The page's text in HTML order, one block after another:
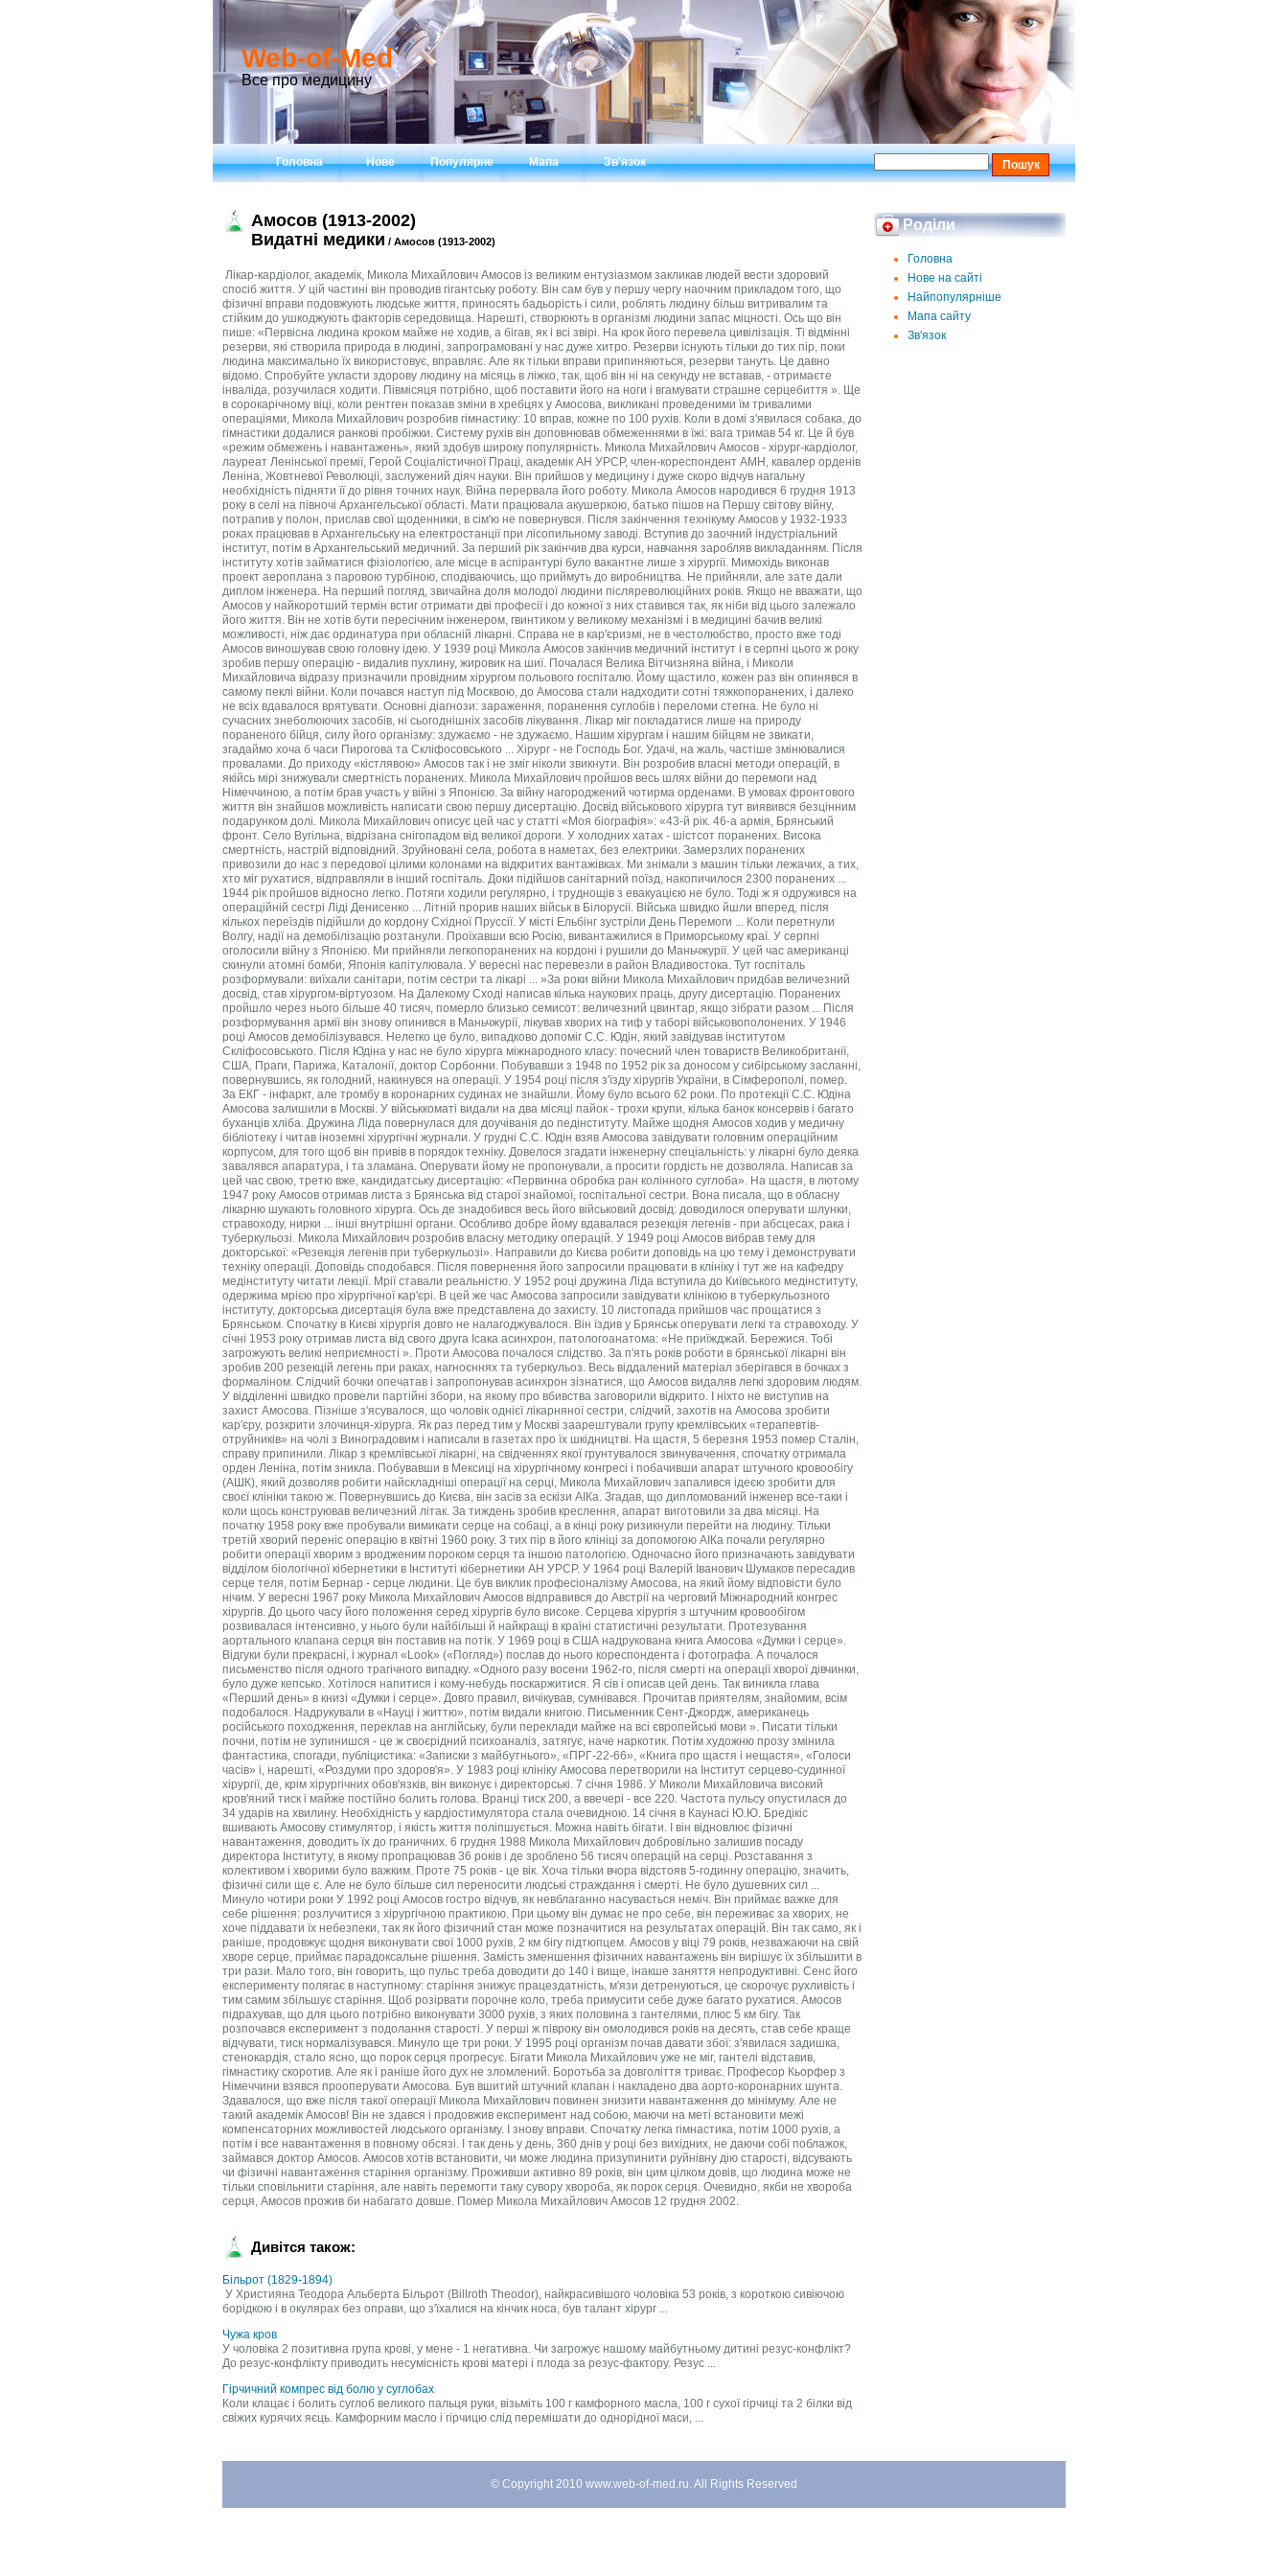
Web-of-Med
Все про медицину
Головна Нове Популярне Мапа Зв'язок
Роділи
Головна
Нове на сайті
Найпопулярніше
Мапа сайту
Зв'язок
Амосов (1913-2002)
Видатні медики / Амосов (1913-2002)
Лікар-кардіолог, академік, Микола Михайлович Амосов із великим ентузіазмом закликав людей вести здоровий спосіб життя. У цій частині він проводив гігантську роботу. Він сам був у першу чергу наочним прикладом того, що фізичні вправи подовжують людське життя, приносять бадьорість і сили, роблять людину більш витривалим та стійким до ушкоджують факторів середовища. Нарешті, створюють в організмі людини запас міцності. Ось що він пише: «Первісна людина кроком майже не ходив, а бігав, як і всі звірі. На крок його перевела цивілізація. Ті відмінні резерви, які створила природа в людині, запрограмовані у нас дуже хитро. Резерви існують тільки до тих пір, поки людина максимально їх використовує, вправляє. Але як тільки вправи припиняються, резерви тануть. Це давно відомо. Спробуйте укласти здорову людину на місяць в ліжко, так, щоб він ні на секунду не вставав, - отримаєте інваліда, розучилася ходити. Півмісяця потрібно, щоб поставити його на ноги і вгамувати страшне серцебиття ». Ще в сорокарічному віці, коли рентген показав зміни в хребцях у Амосова, викликані проведеними їм тривалими операціями, Микола Михайлович розробив гімнастику: 10 вправ, кожне по 100 рухів. Коли в домі з'явилася собака, до гімнастики додалися ранкові пробіжки. Систему рухів він доповнював обмеженнями в їжі: вага тримав 54 кг. Це й був «режим обмежень і навантажень», який здобув широку популярність. Микола Михайлович Амосов - хірург-кардіолог, лауреат Ленінської премії, Герой Соціалістичної Праці, академік АН УРСР, член-кореспондент АМН, кавалер орденів Леніна, Жовтневої Революції, заслужений діяч науки. Він прийшов у медицину і дуже скоро відчув нагальну необхідність підняти її до рівня точних наук. Війна перервала його роботу. Микола Амосов народився 6 грудня 1913 року в селі на півночі Архангельської області. Мати працювала акушеркою, батько пішов на Першу світову війну, потрапив у полон, прислав свої щоденники, в сім'ю не повернувся. Після закінчення технікуму Амосов у 1932-1933 роках працював в Архангельську на електростанції при лісопильному заводі. Вступив до заочний індустріальний інститут, потім в Архангельський медичний. За перший рік закінчив два курси, навчання заробляв викладанням. Після інституту хотів займатися фізіологією, але місце в аспірантурі було вакантне лише з хiрургiї. Мимохідь виконав проект аероплана з паровою турбіною, сподіваючись, що приймуть до виробництва. Не прийняли, але зате дали диплом інженера. На перший погляд, звичайна доля молодої людини післяреволюційних років. Якщо не вважати, що Амосов у найкоротший термін встиг отримати дві професії і до кожної з них ставився так, як ніби від цього залежало його життя. Він не хотів бути пересічним інженером, гвинтиком у великому механізмі і в медицині бачив великі можливості, ніж дає ординатура при обласній лікарні. Справа не в кар'єризмі, не в честолюбство, просто вже тоді Амосов виношував свою головну ідею. У 1939 році Микола Амосов закінчив медичний інститут і в серпні цього ж року зробив першу операцію - видалив пухлину, жировик на шиї. Почалася Велика Вітчизняна війна, і Миколи Михайловича відразу призначили провідним хірургом польового госпіталю. Йому щастило, кожен раз він опинявся в самому пеклі війни. Коли почався наступ під Москвою, до Амосова стали надходити сотні тяжкопоранених, і далеко не всіх вдавалося врятувати. Основні діагнози: зараження, поранення суглобів і переломи стегна. Не було ні сучасних знеболюючих засобів, ні сьогоднішніх засобів лікування. Лікар міг покладатися лише на природу пораненого бійця, силу його організму: здужаємо - не здужаємо. Нашим хірургам і нашим бійцям не звикати, згадаймо хоча б часи Пирогова та Скліфосовського ... Хірург - не Господь Бог. Удачі, на жаль, частіше змінювалися провалами. До приходу «кістлявою» Амосов так і не зміг ніколи звикнути. Він розробив власні методи операцій, в якійсь мірі знижували смертність поранених. Микола Михайлович пройшов весь шлях війни до перемоги над Німеччиною, а потім брав участь у війні з Японією. За війну нагороджений чотирма орденами. В умовах фронтового життя він знайшов можливість написати свою першу дисертацію. Досвід військового хірурга тут виявився безцінним подарунком долі. Микола Михайлович описує цей час у статті «Моя біографія»: «43-й рік. 46-а армія, Брянський фронт. Село Вугільна, відрізана снігопадом від великої дороги. У холодних хатах - шістсот поранених. Висока смертність, настрій відповідний. Зруйновані села, робота в наметах, без електрики. Замерзлих поранених привозили до нас з передової цілими колонами на відкритих вантажівках. Ми знiмали з машин тільки лежачих, а тих, хто міг рухатися, відправляли в інший госпіталь. Доки пiдiйшов санiтарний поїзд, накопичилося 2300 поранених ... 1944 рік пройшов відносно легко. Потяги ходили регулярно, і труднощів з евакуацією не було. Тоді ж я одружився на операційній сестрі Ліді Денисенко ... Лiтнiй прорив наших військ в Білорусії. Війська швидко йшли вперед, після кількох переїздів підійшли до кордону Східної Пруссії. У місті Ельбінг зустріли День Перемоги ... Коли перетнули Волгу, надiї на демобілізацію розтанули. Проїхавши всю Росію, вивантажилися в Приморському краї. У серпнi оголосили війну з Японією. Ми прийняли легкопоранених на кордоні і рушили до Маньчжурії. У цей час американці скинули атомні бомби, Японія капітулювала. У вересні нас перевезли в район Владивостока. Тут госпіталь розформували: виїхали санітари, потім сестри та лікарі ... »За роки війни Микола Михайлович придбав величезний досвід, став хірургом-віртуозом. На Далекому Сході написав кілька наукових праць, другу дисертацію. Поранених пройшло через нього більше 40 тисяч, померло близько семисот: величезний цвинтар, якщо зібрати разом ... Після розформування армії він знову опинився в Маньчжурії, лікував хворих на тиф у таборі військовополонених. У 1946 році Амосов демобілізувався. Нелегко це було, випадково допоміг С.С. Юдін, який завідував інститутом Скліфосовського. Після Юдіна у нас не було хірурга міжнародного класу: почесний член товариств Великобританії, США, Праги, Парижа, Каталонії, доктор Сорбонни. Побувавши з 1948 по 1952 рік за доносом у сибірському засланні, повернувшись, як голодний, накинувся на операції. У 1954 році після з'їзду хірургів України, в Сімферополі, помер. За ЕКГ - інфаркт, але тромбу в коронарних судинах не знайшли. Йому було всього 62 роки. По протекції С.С. Юдіна Амосова залишили в Москві. У військкоматі видали на два місяці пайок - трохи крупи, кілька банок консервів і багато буханців хліба. Дружина Ліда повернулася для доучіванія до педінституту. Майже щодня Амосов ходив у медичну бібліотеку і читав іноземні хірургічні журнали. У грудні С.С. Юдін взяв Амосова завідувати головним операційним корпусом, для того щоб він привів в порядок техніку. Довелося згадати інженерну спеціальність: у лікарні було деяка завалявся апаратура, і та зламана. Оперувати йому не пропонували, а просити гордість не дозволяла. Написав за цей час свою, третю вже, кандидатську дисертацію: «Первинна обробка ран колінного суглоба». На щастя, в лютому 1947 року Амосов отримав листа з Брянська від старої знайомої, госпітальної сестри. Вона писала, що в обласну лікарню шукають головного хірурга. Ось де знадобився весь його військовий досвід: доводилося оперувати шлунки, стравоходу, нирки ... інші внутрішні органи. Особливо добре йому вдавалася резекція легенів - при абсцесах, рака і туберкульозі. Микола Михайлович розробив власну методику операцій. У 1949 році Амосов вибрав тему для докторської: «Резекція легенів при туберкульозі». Направили до Києва робити доповідь на цю тему і демонструвати техніку операції. Доповідь сподобався. Після повернення його запросили працювати в клініку і тут же на кафедру медінституту читати лекції. Мрії ставали реальністю. У 1952 році дружина Ліда вступила до Київського медінституту, одержима мрією про хірургічної кар'єрі. В цей же час Амосова запросили завідувати клінікою в туберкульозного інституту, докторська дисертація була вже представлена до захисту. 10 листопада прийшов час прощатися з Брянськом. Спочатку в Києві хірургія довго не налагоджувалося. Він їздив у Брянськ оперувати легкі та стравоходу. У січні 1953 року отримав листа від свого друга Ісака асинхрон, патологоанатома: «Не приїжджай. Бережися. Тобі загрожують великі неприємності ». Проти Амосова почалося слідство. За п'ять років роботи в брянської лікарні він зробив 200 резекцій легень при раках, нагноєннях та туберкульоз. Весь віддалений матеріал зберігався в бочках з формаліном. Слідчий бочки опечатав і запропонував асинхрон зізнатися, що Амосов видаляв легкі здоровим людям. У відділенні швидко провели партійні збори, на якому про вбивства заговорили відкрито. І ніхто не виступив на захист Амосова. Пізніше з'ясувалося, що чоловік однієї лікарняної сестри, слідчий, захотів на Амосова зробити кар'єру, розкрити злочинця-хірурга. Як раз перед тим у Москві заарештували групу кремлівських «терапевтів-отруйників» на чолі з Виноградовим і написали в газетах про їх шкідництві. На щастя, 5 березня 1953 помер Сталін, справу припинили. Лікар з кремлівської лікарні, на свідченнях якої грунтувалося звинувачення, спочатку отримала орден Леніна, потім зникла. Побувавши в Мексиці на хірургічному конгресі і побачивши апарат штучного кровообігу (АШК), який дозволяв робити найскладніші операції на серці, Микола Михайлович запалився ідеєю зробити для своєї клініки такою ж. Повернувшись до Києва, він засів за ескізи АІКа. Згадав, що дипломований інженер все-таки і коли щось конструював величезний літак. За тиждень зробив креслення, апарат виготовили за два місяці. На початку 1958 року вже пробували вимикати серце на собаці, а в кінці року ризикнули перейти на людину. Тільки третій хворий переніс операцію в квітні 1960 року. З тих пір в його клініці за допомогою АІКа почали регулярно робити операції хворим з вродженим пороком
Дивітся також:
Більрот (1829-1894)
У Християна Теодора Альберта Більрот (Billroth Theodor), найкрасивішого чоловіка 53 років, з короткою сивіючою
борідкою і в окулярах без оправи, що з'їхалися на кінчик носа, був талант хірург ...
Чужа кров
У чоловіка 2 позитивна група крові, у мене - 1 негативна. Чи загрожує нашому майбутньому дитині резус-конфлікт?
До резус-конфлікту приводить несумісність крові матері і плода за резус-фактору. Резус ...
Гірчичний компрес від болю у суглобах
Коли клацає і болить суглоб великого пальця руки, візьміть 100 г камфорного масла, 100 г сухої гірчиці та 2 білки від
свіжих курячих яєць. Камфорним масло і гірчицю слід перемішати до однорідної маси, ...
© Copyright 2010 www.web-of-med.ru. All Rights Reserved